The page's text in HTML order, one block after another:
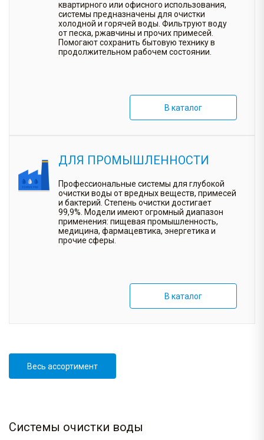
квартирного или офисного использования,
системы предназначены для очистки
холодной и горячей воды. Фильтруют воду
от песка, ржавчины и прочих примесей.
Помогают сохранить бытовую технику в
продолжительном рабочем состоянии.
В каталог
ДЛЯ ПРОМЫШЛЕННОСТИ
Профессиональные системы для глубокой
очистки воды от вредных веществ, примесей
и бактерий. Степень очистки достигает
99,9%. Модели имеют огромный диапазон
применения: пищевая промышленность,
медицина, фармацевтика, энергетика и
прочие сферы.
В каталог
Весь ассортимент
Системы очистки воды